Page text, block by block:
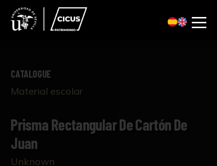
CATALOGUE
Material escolar
Prisma Rectangular De Cartón De
Juan
Unknown